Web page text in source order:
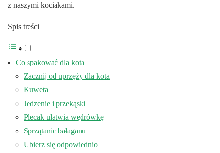
z naszymi kociakami.
Spis treści
Co spakować dla kota
Zacznij od uprzęży dla kota
Kuweta
Jedzenie i przekąski
Plecak ułatwia wędrówkę
Sprzątanie bałaganu
Ubierz się odpowiednio